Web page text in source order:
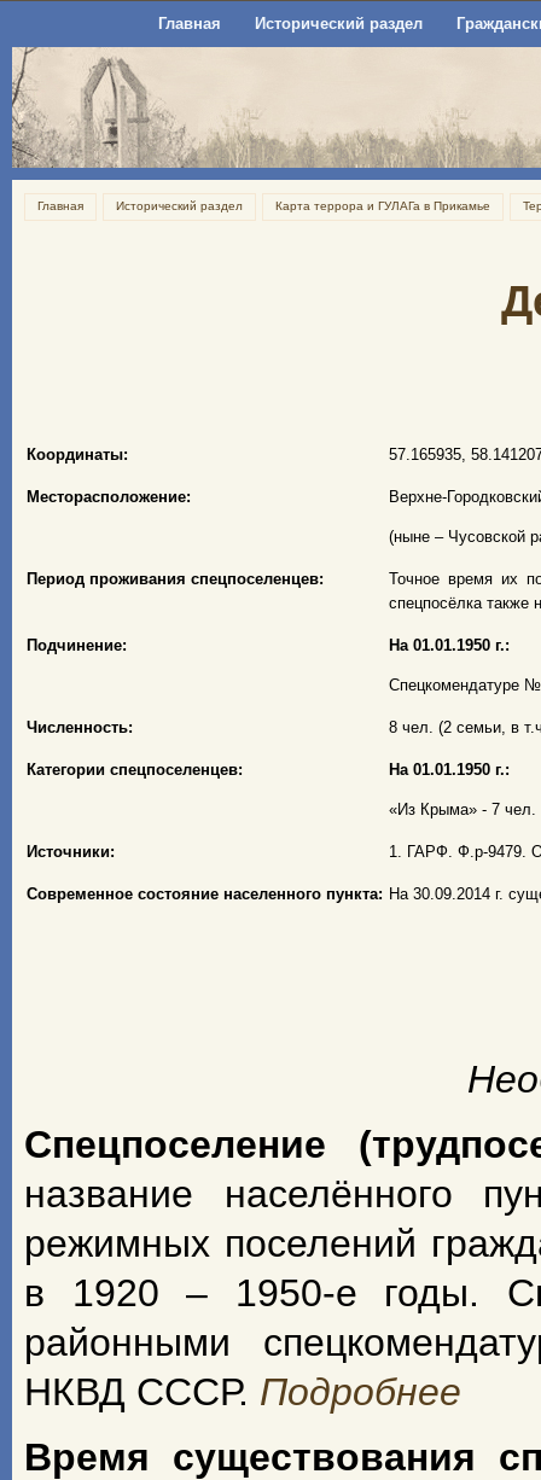
Главная Исторический раздел
Главная Исторический раздел Карта террора и ГУЛАГа в Прикамье
Координаты: 57.165935,
Месторасположение: Верхне-
(ныне – Чусовской
Период проживания спецпоселенцев:
Точное время их
спецпосёлка также
Подчинение: На 01.01.1950 г.:
Спецкомендатуре №
Численность: 8 чел. (2 семьи, в
Категории спецпоселенцев: На 01.01.1950 г.:
«Из Крыма» - 7 чел.
Источники: 1. ГАРФ. Ф.р-9479.
Современное состояние населенного пункта: На 30.09.2014 г.
Спецпоселение
название населённого
режимных поселений
в 1920 – 1950-е годы.
районными
НКВД СССР. Подробнее
Время существования